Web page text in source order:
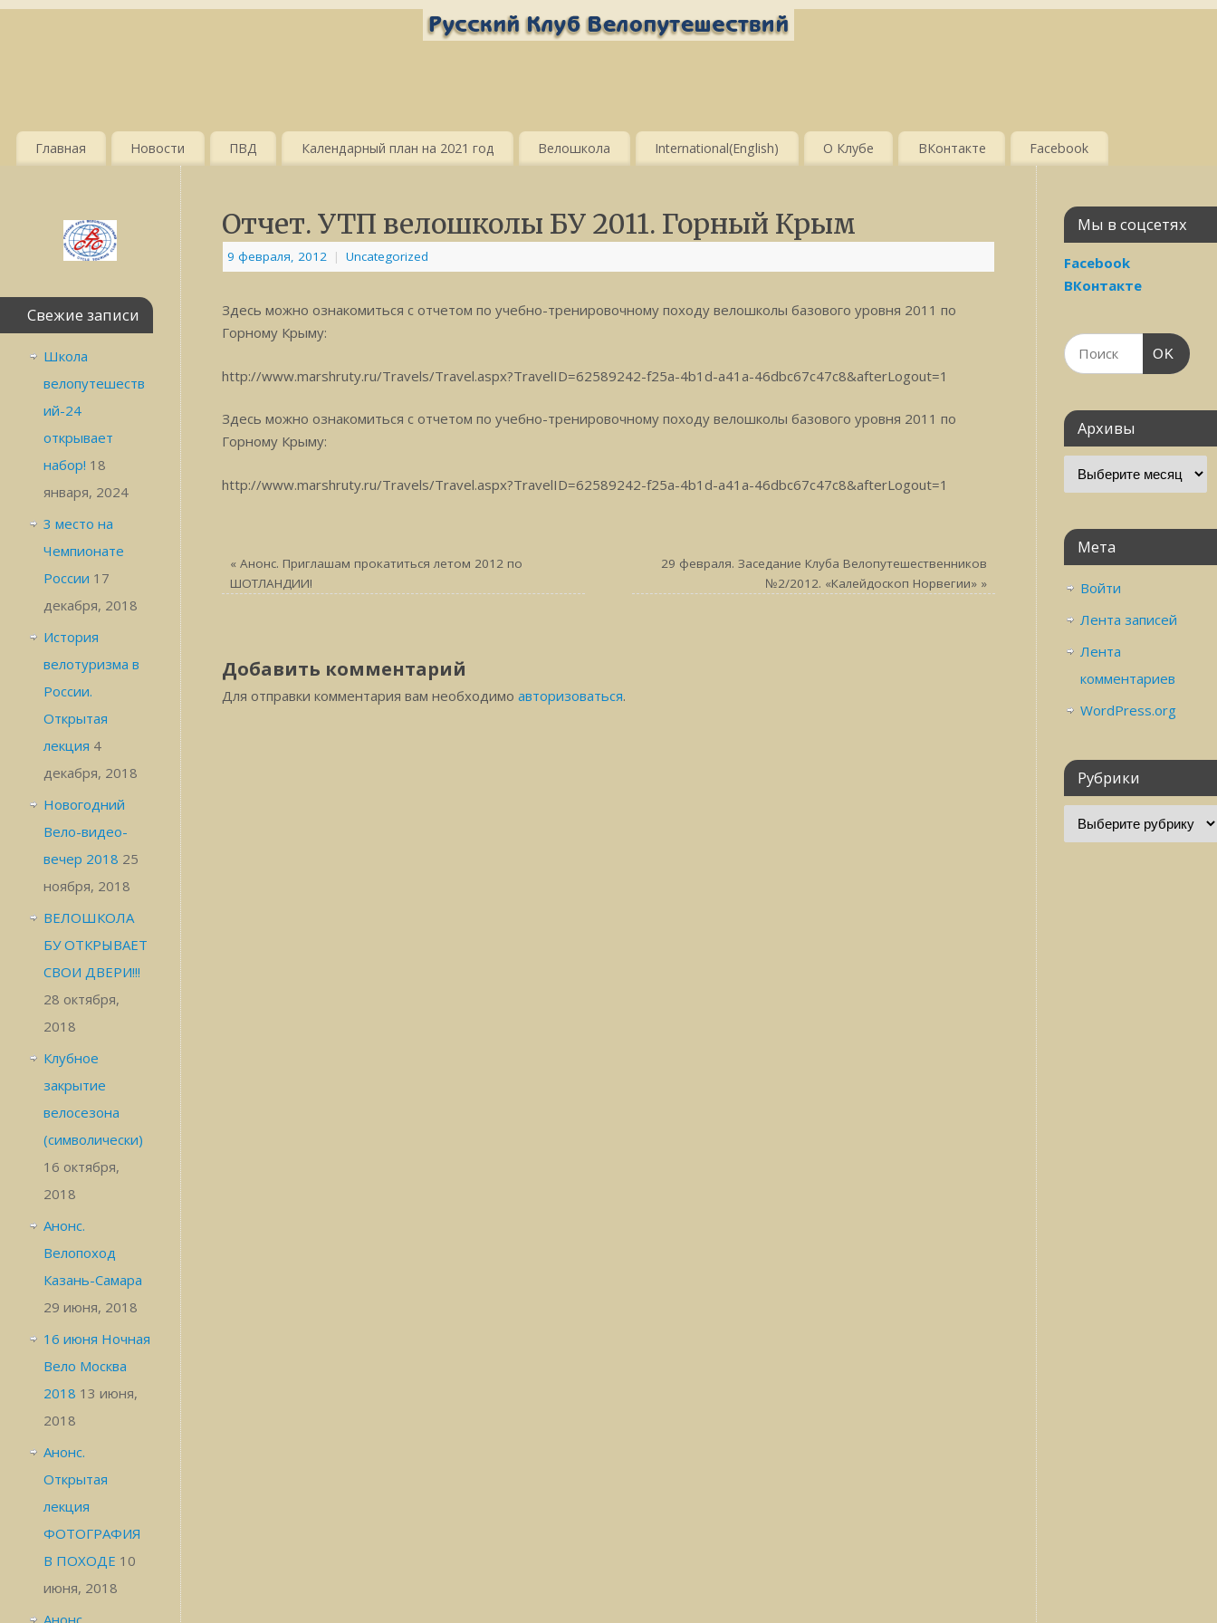
Главная Новости ПВД Календарный план на 2021 год Велошкола International(English) О Клубе ВКонтакте Facebook
Отчет. УТП велошколы БУ 2011. Горный Крым
9 февраля, 2012 | Uncategorized
Здесь можно ознакомиться с отчетом по учебно-тренировочному походу велошколы базового уровня 2011 по
Горному Крыму:
http://www.marshruty.ru/Travels/Travel.aspx?TravelID=62589242-f25a-4b1d-a41a-46dbc67c47c8&afterLogout=1
Здесь можно ознакомиться с отчетом по учебно-тренировочному походу велошколы базового уровня 2011 по
Горному Крыму:
http://www.marshruty.ru/Travels/Travel.aspx?TravelID=62589242-f25a-4b1d-a41a-46dbc67c47c8&afterLogout=1
«Анонс. Приглашам прокатиться летом 2012 по
ШОТЛАНДИИ!
29 февраля. Заседание Клуба Велопутешественников
№2/2012. «Калейдоскоп Норвегии» »
Добавить комментарий
Для отправки комментария вам необходимо авторизоваться.
Свежие записи
Школа
велопутешеств
ий-24
открывает
набор! 18
января, 2024
3 место на
Чемпионате
России 17
декабря, 2018
История
велотуризма в
России.
Открытая
лекция 4
декабря, 2018
Новогодний
Вело-видео-
вечер 2018 25
ноября, 2018
ВЕЛОШКОЛА
БУ ОТКРЫВАЕТ
СВОИ ДВЕРИ!!!
28 октября,
2018
Клубное
закрытие
велосезона
(символически)
16 октября,
2018
Анонс.
Велопоход
Казань-Самара
29 июня, 2018
16 июня Ночная
Вело Москва
2018 13 июня,
2018
Анонс.
Открытая
лекция
ФОТОГРАФИЯ
В ПОХОДЕ 10
июня, 2018
Анонс.
Мы в соцсетях
Facebook
ВКонтакте
OK
Архивы
Мета
Войти
Лента записей
Лента
комментариев
WordPress.org
Рубрики